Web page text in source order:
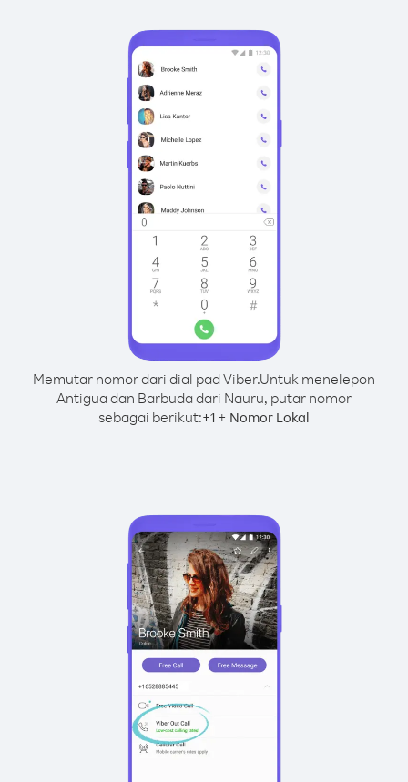
Memutar nomor dari dial pad Viber.Untuk menelepon
Antigua dan Barbuda dari Nauru, putar nomor
sebagai berikut:+1 + Nomor Lokal